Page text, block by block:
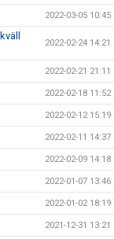
2022-03-05 10:45
2022-02-24 14:21
2022-02-21 21:11
2022-02-18 11:52
2022-02-12 15:19
2022-02-11 14:37
2022-02-09 14:18
2022-01-07 13:46
2022-01-02 18:19
2021-12-31 13:21